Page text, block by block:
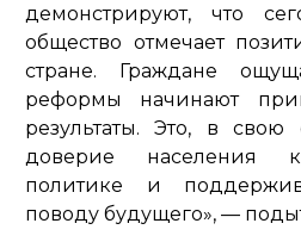
демонстрируют, что
общество отмечает
стране. Граждане
реформы начинают
результаты. Это, в свою
доверие населения к
политике и
поводу будущего», —